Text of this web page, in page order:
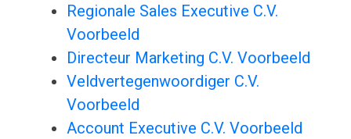
Regionale Sales Executive C.V.
Voorbeeld
Directeur Marketing C.V. Voorbeeld
Veldvertegenwoordiger C.V.
Voorbeeld
Account Executive C.V. Voorbeeld